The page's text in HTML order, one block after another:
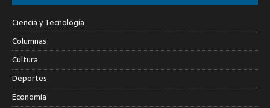
Ciencia y Tecnología
Columnas
Cultura
Deportes
Economía